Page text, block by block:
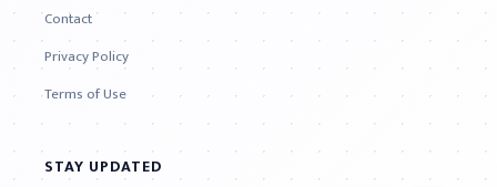
Contact
Privacy Policy
Terms of Use
STAY UPDATED